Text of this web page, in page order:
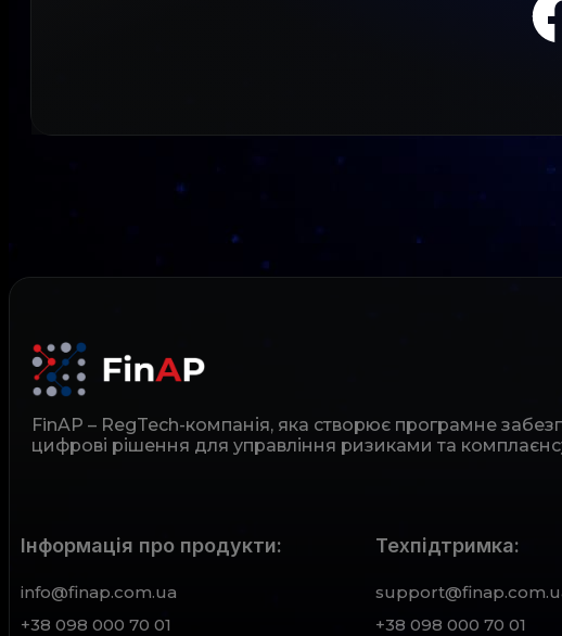
FinAP – RegTech-компанія, яка створює програмне
цифрові рішення для управління ризиками та
Інформація про продукти:
info@finap.com.ua
+38 098 000 70 01
Техпідтримка:
+38 098 000 70 01